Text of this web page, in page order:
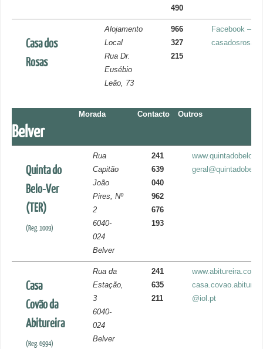
490
Casa dos
Rosas
Alojamento
Local
Rua Dr.
Eusébio
Leão, 73
966
327
215
Facebook –
Belver
Morada Contacto Outros
Quinta do
Belo-Ver
(TER)
(Reg. 1009)
Rua
Capitão
João
Pires, Nº
2
6040-
024
Belver
241
639
040
962
676
193
Casa
Covão da
Abitureira
(Reg. 6994)
Rua da
Estação,
3
6040-
024
Belver
241
635
211
www.abitureira.com
@iol.pt